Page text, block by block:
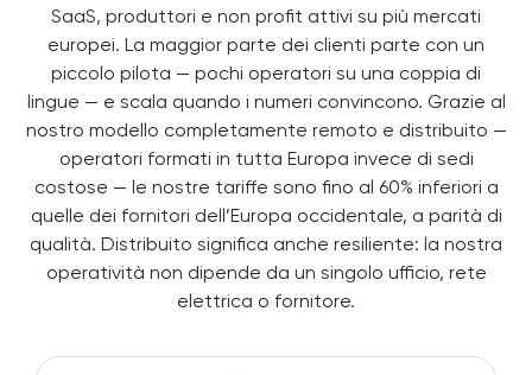
SaaS, produttori e non profit attivi su più mercati
europei. La maggior parte dei clienti parte con un
piccolo pilota — pochi operatori su una coppia di
lingue — e scala quando i numeri convincono. Grazie al
nostro modello completamente remoto e distribuito —
operatori formati in tutta Europa invece di sedi
costose — le nostre tariffe sono fino al 60% inferiori a
quelle dei fornitori dell’Europa occidentale, a parità di
qualità. Distribuito significa anche resiliente: la nostra
operatività non dipende da un singolo ufficio, rete
elettrica o fornitore.